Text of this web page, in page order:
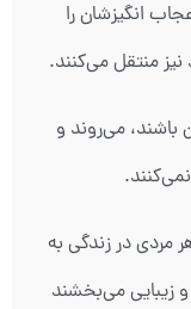
انگیزشان را
منتقل می‌کنند.
باشند، می‌روند و
مردی در زندگی به
و زیبایی می‌بخشند